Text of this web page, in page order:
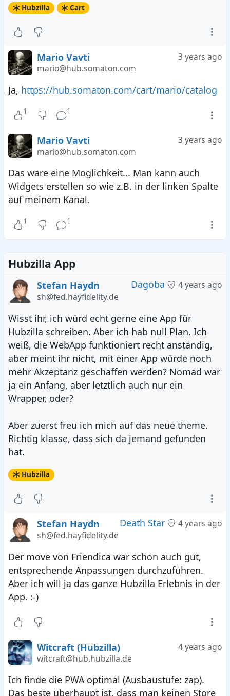
Hubzilla Cart
3 years ago
Mario Vavti
mario@hub.somaton.com
Ja, https://hub.somaton.com/cart/mario/catalog
1 1
3 years ago
Mario Vavti
mario@hub.somaton.com
Das wäre eine Möglichkeit... Man kann auch
Widgets erstellen so wie z.B. in der linken Spalte
auf meinem Kanal.
1 1
Hubzilla App
Dagoba 4 years ago
Stefan Haydn
sh@fed.hayfidelity.de
Wisst ihr, ich würd echt gerne eine App für
Hubzilla schreiben. Aber ich hab null Plan. Ich
weiß, die WebApp funktioniert recht anständig,
aber meint ihr nicht, mit einer App würde noch
mehr Akzeptanz geschaffen werden? Nomad war
ja ein Anfang, aber letztlich auch nur ein
Wrapper, oder?
Aber zuerst freu ich mich auf das neue theme.
Richtig klasse, dass sich da jemand gefunden
hat.
Hubzilla
Death Star 4 years ago
Stefan Haydn
sh@fed.hayfidelity.de
Der move von Friendica war schon auch gut,
entsprechende Anpassungen durchzuführen.
Aber ich will ja das ganze Hubzilla Erlebnis in der
App. :-)
4 years ago
Witcraft (Hubzilla)
witcraft@hub.hubzilla.de
Ich finde die PWA optimal (Ausbaustufe: zap).
Das beste überhaupt ist, dass man keinen Store